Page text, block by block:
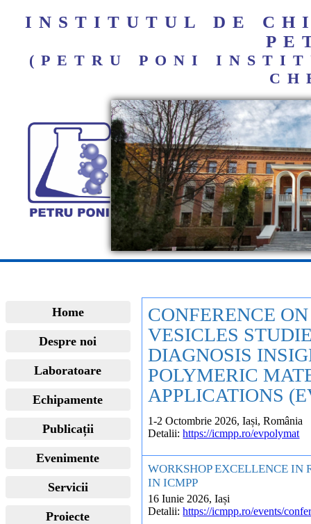
INSTITUTUL DE
(PETRU PONI
Home
Despre noi
Laboratoare
Echipamente
Publicații
Evenimente
Servicii
Proiecte
CONFERENCE
VESICLES
DIAGNOSIS
POLYMERIC
APPLICATIONS
1-2 Octombrie 2026, Iași, România
Detalii:https://icmpp.ro/evpolymat
WORKSHOP EXCELLENCE IN
IN ICMPP
16 Iunie 2026, Iași
Detalii:https://icmpp.ro/events/